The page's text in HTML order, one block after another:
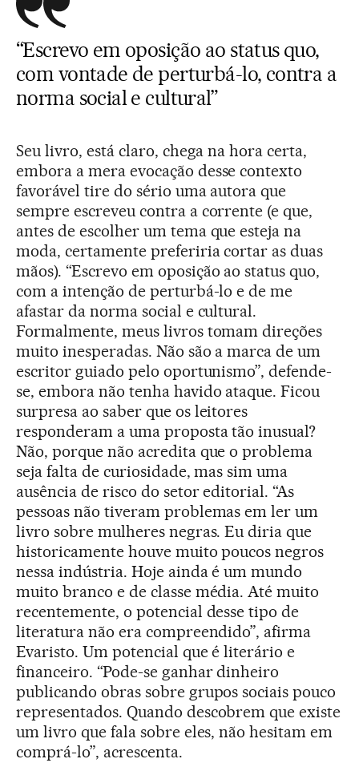
“Escrevo em oposição ao status quo,
com vontade de perturbá-lo, contra a
norma social e cultural”
Seu livro, está claro, chega na hora certa,
embora a mera evocação desse contexto
favorável tire do sério uma autora que
sempre escreveu contra a corrente (e que,
antes de escolher um tema que esteja na
moda, certamente preferiria cortar as duas
mãos). “Escrevo em oposição ao status quo,
com a intenção de perturbá-lo e de me
afastar da norma social e cultural.
Formalmente, meus livros tomam direções
muito inesperadas. Não são a marca de um
escritor guiado pelo oportunismo”, defende-
se, embora não tenha havido ataque. Ficou
surpresa ao saber que os leitores
responderam a uma proposta tão inusual?
Não, porque não acredita que o problema
seja falta de curiosidade, mas sim uma
ausência de risco do setor editorial. “As
pessoas não tiveram problemas em ler um
livro sobre mulheres negras. Eu diria que
historicamente houve muito poucos negros
nessa indústria. Hoje ainda é um mundo
muito branco e de classe média. Até muito
recentemente, o potencial desse tipo de
literatura não era compreendido”, afirma
Evaristo. Um potencial que é literário e
financeiro. “Pode-se ganhar dinheiro
publicando obras sobre grupos sociais pouco
representados. Quando descobrem que existe
um livro que fala sobre eles, não hesitam em
comprá-lo”, acrescenta.